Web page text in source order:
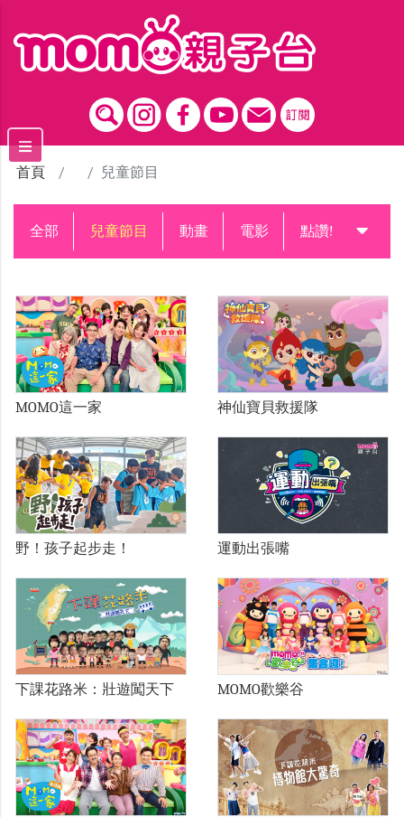
首頁 兒童節目
全部 兒童節目 動畫 電影 點讚!升級中
MOMO這一家 神仙寶貝救援隊
野！孩子起步走！ 運動出張嘴
下課花路米：壯遊闖天下 MOMO歡樂谷